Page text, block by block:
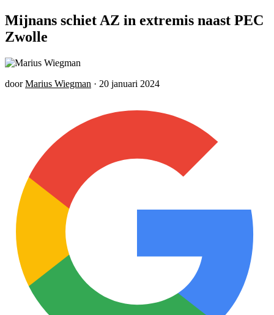
Mijnans schiet AZ in extremis naast PEC
Zwolle
door Marius Wiegman · 20 januari 2024